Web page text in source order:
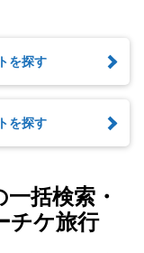
を探す
を探す
括検索・
チケ旅行